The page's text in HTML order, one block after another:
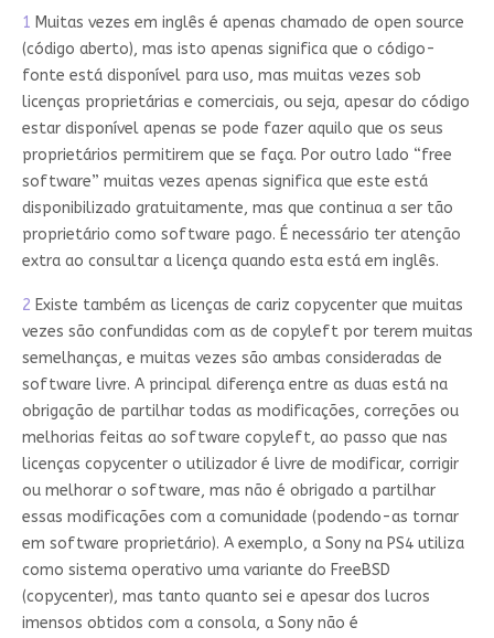
1 Muitas vezes em inglês é apenas chamado de open source
(código aberto), mas isto apenas significa que o código-
fonte está disponível para uso, mas muitas vezes sob
licenças proprietárias e comerciais, ou seja, apesar do código
estar disponível apenas se pode fazer aquilo que os seus
proprietários permitirem que se faça. Por outro lado “free
software” muitas vezes apenas significa que este está
disponibilizado gratuitamente, mas que continua a ser tão
proprietário como software pago. É necessário ter atenção
extra ao consultar a licença quando esta está em inglês.
2 Existe também as licenças de cariz copycenter que muitas
vezes são confundidas com as de copyleft por terem muitas
semelhanças, e muitas vezes são ambas consideradas de
software livre. A principal diferença entre as duas está na
obrigação de partilhar todas as modificações, correções ou
melhorias feitas ao software copyleft, ao passo que nas
licenças copycenter o utilizador é livre de modificar, corrigir
ou melhorar o software, mas não é obrigado a partilhar
essas modificações com a comunidade (podendo-as tornar
em software proprietário). A exemplo, a Sony na PS4 utiliza
como sistema operativo uma variante do FreeBSD
(copycenter), mas tanto quanto sei e apesar dos lucros
imensos obtidos com a consola, a Sony não é